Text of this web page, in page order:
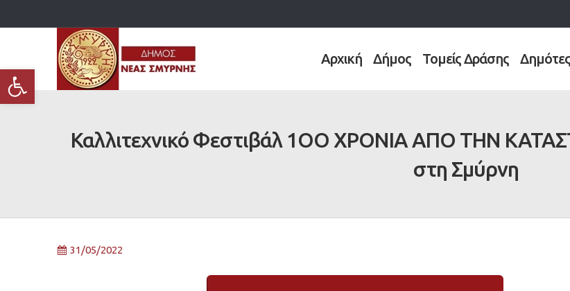
Ανοίξτε τη γραμμή εργαλείων
Αρχική Δήμος Τομείς Δράσης Δημότες
Καλλιτεχνικό Φεστιβάλ 1ΟΟ ΧΡΟΝΙΑ ΑΠΟ ΤΗΝ
στη Σμύρνη
31/05/2022